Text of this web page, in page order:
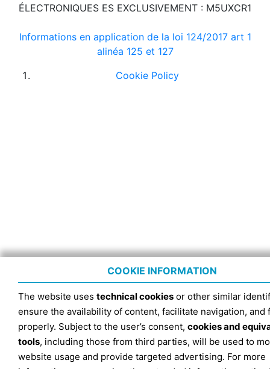
ÉLECTRONIQUES ES EXCLUSIVEMENT : M5UXCR1
Informations en application de la loi 124/2017 art 1
alinéa 125 et 127
Cookie Policy
COOKIE INFORMATION
The website uses technical cookies or other similar
ensure the availability of content, facilitate navigation, and
properly. Subject to the user’s consent, cookies and
tools, including those from third parties, will be used to
website usage and provide targeted advertising. For more